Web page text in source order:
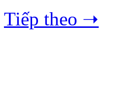
Tiếp theo ➝